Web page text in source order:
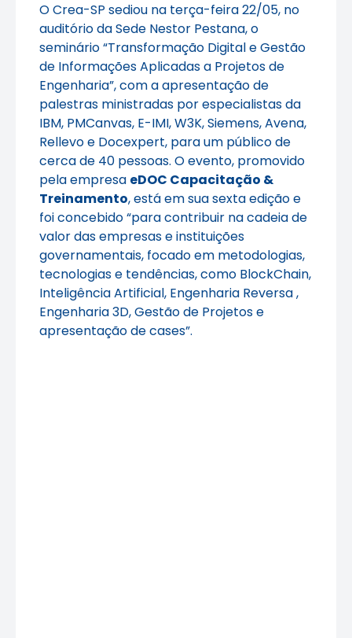
O Crea-SP sediou na terça-feira 22/05, no
auditório da Sede Nestor Pestana, o
seminário “Transformação Digital e Gestão
de Informações Aplicadas a Projetos de
Engenharia”, com a apresentação de
palestras ministradas por especialistas da
IBM, PMCanvas, E-IMI, W3K, Siemens, Avena,
Rellevo e Docexpert, para um público de
cerca de 40 pessoas. O evento, promovido
pela empresa eDOC Capacitação &
Treinamento, está em sua sexta edição e
foi concebido “para contribuir na cadeia de
valor das empresas e instituições
governamentais, focado em metodologias,
tecnologias e tendências, como BlockChain,
Inteligência Artificial, Engenharia Reversa ,
Engenharia 3D, Gestão de Projetos e
apresentação de cases”.